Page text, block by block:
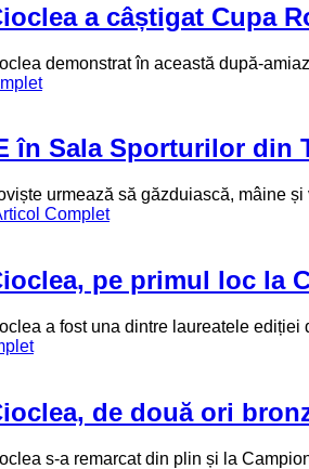
a câștigat Cupa
demonstrat în această după-
în Sala Sporturilor din
urmează să găzduiască, mâine
Complet
pe primul loc la
a fost una dintre laureatele
de două ori
s-a remarcat din plin și la